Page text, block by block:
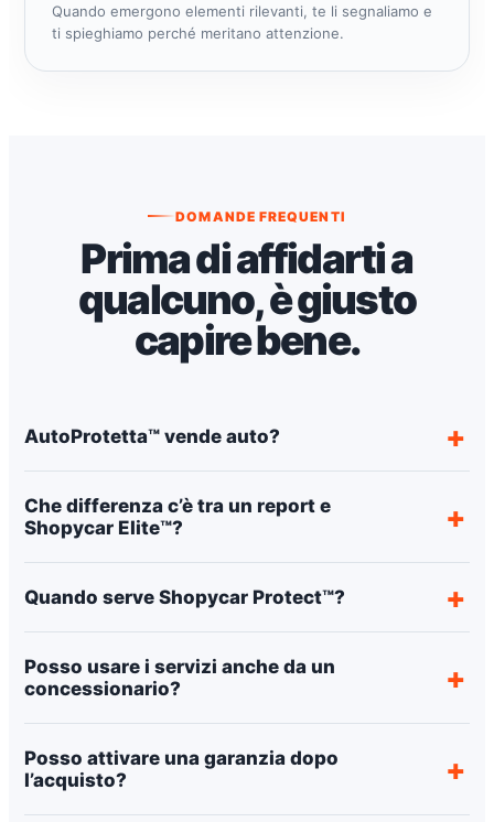
Quando emergono elementi rilevanti, te li segnaliamo e
ti spieghiamo perché meritano attenzione.
DOMANDE FREQUENTI
Prima di affidarti a
qualcuno, è giusto
capire bene.
AutoProtetta™ vende auto?
Che differenza c’è tra un report e
Shopycar Elite™?
Quando serve Shopycar Protect™?
Posso usare i servizi anche da un
concessionario?
Posso attivare una garanzia dopo
l’acquisto?